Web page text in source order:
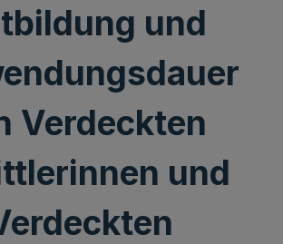
und
Verdeckten
und